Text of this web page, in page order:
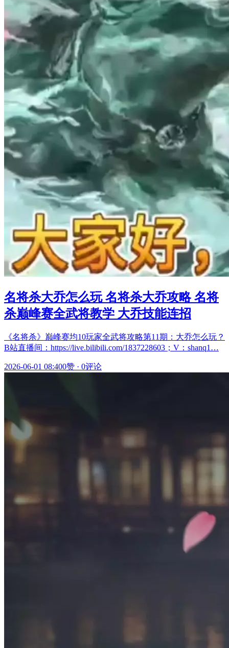
名将杀大乔怎么玩 名将杀大乔攻略 名将
杀巅峰赛全武将教学 大乔技能连招
《名将杀》巅峰赛均10玩家全武将攻略第11期：大乔怎么玩？
B站直播间：https://live.bilibili.com/1837228603；V：shanq1…
2026-06-01 08:400赞 · 0评论